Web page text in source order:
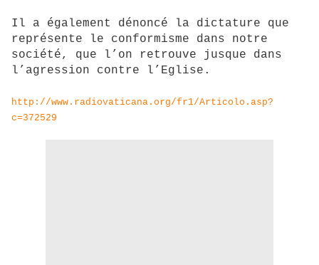
Il a également dénoncé la dictature que
représente le conformisme dans notre
société, que l’on retrouve jusque dans
l’agression contre l’Eglise.
http://www.radiovaticana.org/fr1/Articolo.asp?
c=372529